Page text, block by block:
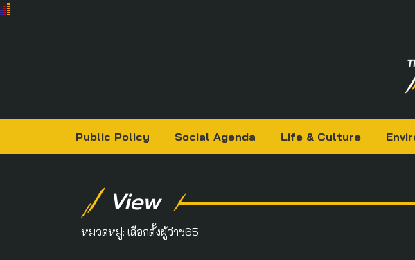
Public Policy Social Agenda Life & Culture
View
หมวดหมู่: เลือกตั้งผู้ว่าฯ65